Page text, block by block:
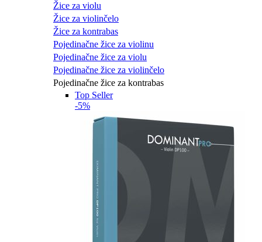
Žice za violu
Žice za violinčelo
Žice za kontrabas
Pojedinačne žice za violinu
Pojedinačne žice za violu
Pojedinačne žice za violinčelo
Pojedinačne žice za kontrabas
Top Seller
-5%